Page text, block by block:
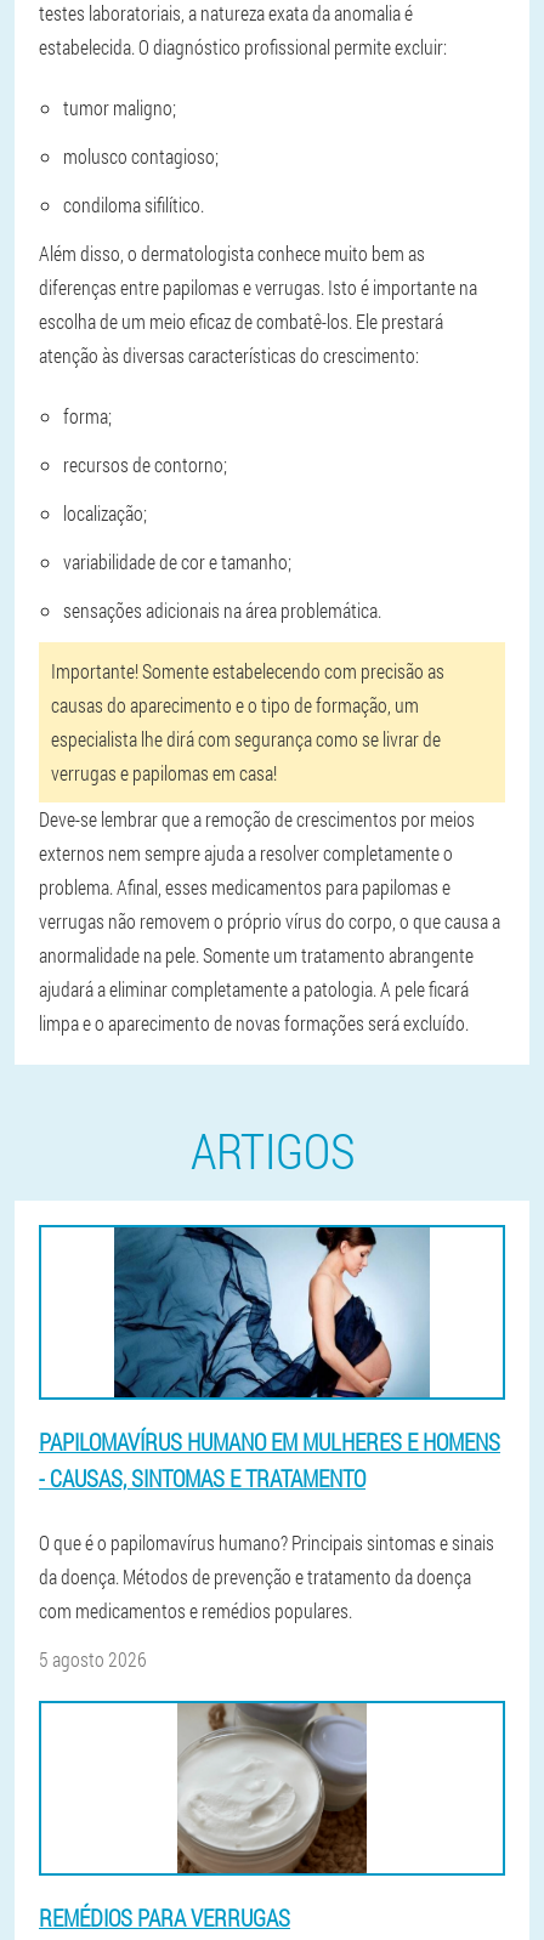
testes laboratoriais, a natureza exata da anomalia é
estabelecida. O diagnóstico profissional permite excluir:
tumor maligno;
molusco contagioso;
condiloma sifilítico.
Além disso, o dermatologista conhece muito bem as
diferenças entre papilomas e verrugas. Isto é importante na
escolha de um meio eficaz de combatê-los. Ele prestará
atenção às diversas características do crescimento:
forma;
recursos de contorno;
localização;
variabilidade de cor e tamanho;
sensações adicionais na área problemática.
Importante!Somente estabelecendo com precisão as
causas do aparecimento e o tipo de formação, um
especialista lhe dirá com segurança como se livrar de
verrugas e papilomas em casa!
Deve-se lembrar que a remoção de crescimentos por meios
externos nem sempre ajuda a resolver completamente o
problema. Afinal, esses medicamentos para papilomas e
verrugas não removem o próprio vírus do corpo, o que causa a
anormalidade na pele. Somente um tratamento abrangente
ajudará a eliminar completamente a patologia. A pele ficará
limpa e o aparecimento de novas formações será excluído.
ARTIGOS
PAPILOMAVÍRUS HUMANO EM MULHERES E HOMENS
- CAUSAS, SINTOMAS E TRATAMENTO
O que é o papilomavírus humano? Principais sintomas e sinais
da doença. Métodos de prevenção e tratamento da doença
com medicamentos e remédios populares.
5 agosto 2026
REMÉDIOS PARA VERRUGAS